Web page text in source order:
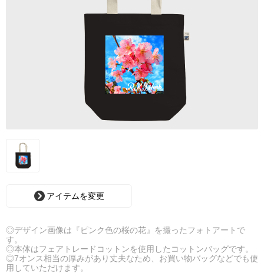
アイテムを変更
◎デザイン画像は『ピンク色の桜の花』を撮ったフォトアートで
す。
◎本体はフェアトレードコットンを使用したコットンバッグです。
◎7オンス相当の厚みがあり丈夫なため、お買い物バッグなどでも使
用していただけます。